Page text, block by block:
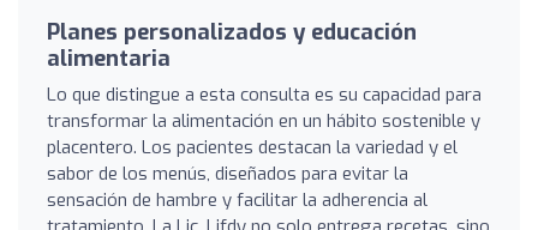
Planes personalizados y educación
alimentaria
Lo que distingue a esta consulta es su capacidad para
transformar la alimentación en un hábito sostenible y
placentero. Los pacientes destacan la variedad y el
sabor de los menús, diseñados para evitar la
sensación de hambre y facilitar la adherencia al